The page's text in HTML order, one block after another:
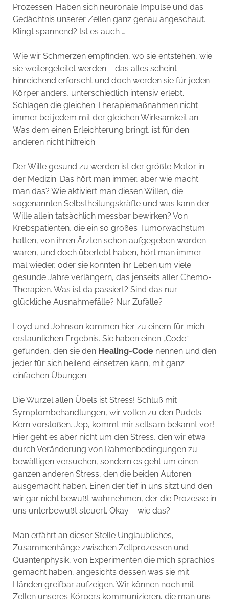
Prozessen. Haben sich neuronale Impulse und das
Gedächtnis unserer Zellen ganz genau angeschaut.
Klingt spannend? Ist es auch ….
Wie wir Schmerzen empfinden, wo sie entstehen, wie
sie weitergeleitet werden – das alles scheint
hinreichend erforscht und doch werden sie für jeden
Körper anders, unterschiedlich intensiv erlebt.
Schlagen die gleichen Therapiemaßnahmen nicht
immer bei jedem mit der gleichen Wirksamkeit an.
Was dem einen Erleichterung bringt, ist für den
anderen nicht hilfreich.
Der Wille gesund zu werden ist der größte Motor in
der Medizin. Das hört man immer, aber wie macht
man das? Wie aktiviert man diesen Willen, die
sogenannten Selbstheilungskräfte und was kann der
Wille allein tatsächlich messbar bewirken? Von
Krebspatienten, die ein so großes Tumorwachstum
hatten, von ihren Ärzten schon aufgegeben worden
waren, und doch überlebt haben, hört man immer
mal wieder, oder sie konnten ihr Leben um viele
gesunde Jahre verlängern, das jenseits aller Chemo-
Therapien. Was ist da passiert? Sind das nur
glückliche Ausnahmefälle? Nur Zufälle?
Loyd und Johnson kommen hier zu einem für mich
erstaunlichen Ergebnis. Sie haben einen „Code“
gefunden, den sie den Healing-Codenennen und den
jeder für sich heilend einsetzen kann, mit ganz
einfachen Übungen.
Die Wurzel allen Übels ist Stress! Schluß mit
Symptombehandlungen, wir vollen zu den Pudels
Kern vorstoßen. Jep, kommt mir seltsam bekannt vor!
Hier geht es aber nicht um den Stress, den wir etwa
durch Veränderung von Rahmenbedingungen zu
bewältigen versuchen, sondern es geht um einen
ganzen anderen Stress, den die beiden Autoren
ausgemacht haben. Einen der tief in uns sitzt und den
wir gar nicht bewußt wahrnehmen, der die Prozesse in
uns unterbewußt steuert. Okay – wie das?
Man erfährt an dieser Stelle Unglaubliches,
Zusammenhänge zwischen Zellprozessen und
Quantenphysik, von Experimenten die mich sprachlos
gemacht haben, angesichts dessen was sie mit
Händen greifbar aufzeigen. Wir können noch mit
Zellen unseres Körpers kommunizieren, die man uns